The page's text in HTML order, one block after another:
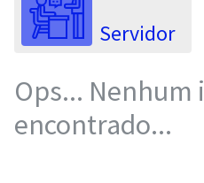
Servidor
Ops... Nenhum
encontrado...